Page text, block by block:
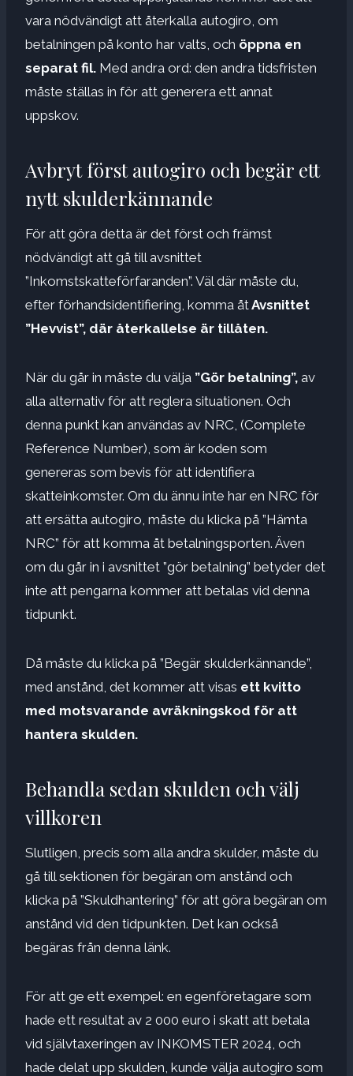
vara nödvändigt att återkalla autogiro, om
betalningen på konto har valts, och öppna en
separat fil. Med andra ord: den andra tidsfristen
måste ställas in för att generera ett annat
uppskov.
Avbryt först autogiro och begär ett
nytt skulderkännande
För att göra detta är det först och främst
nödvändigt att gå till avsnittet
”Inkomstskatteförfaranden”. Väl där måste du,
efter förhandsidentifiering, komma åtAvsnittet
”Hevvist”, där återkallelse är tillåten.
När du går in måste du välja ”Gör betalning”, av
alla alternativ för att reglera situationen. Och
denna punkt kan användas av NRC, (Complete
Reference Number), som är koden som
genereras som bevis för att identifiera
skatteinkomster. Om du ännu inte har en NRC för
att ersätta autogiro, måste du klicka på ”Hämta
NRC” för att komma åt betalningsporten. Även
om du går in i avsnittet ”gör betalning” betyder det
inte att pengarna kommer att betalas vid denna
tidpunkt.
Då måste du klicka på ”Begär skulderkännande”,
med anstånd, det kommer att visas ett kvitto
med motsvarande avräkningskod för att
hantera skulden.
Behandla sedan skulden och välj
villkoren
Slutligen, precis som alla andra skulder, måste du
gå till sektionen för begäran om anstånd och
klicka på ”Skuldhantering” för att göra begäran om
anstånd vid den tidpunkten. Det kan också
begäras från denna länk.
För att ge ett exempel: en egenföretagare som
hade ett resultat av 2 000 euro i skatt att betala
vid självtaxeringen av INKOMSTER 2024, och
hade delat upp skulden, kunde välja autogiro som